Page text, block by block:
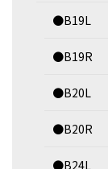
●B19L
●B19R
●B20L
●B20R
●B24L